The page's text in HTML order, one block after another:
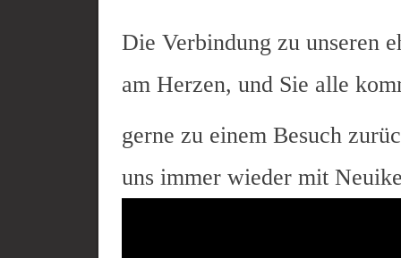
Die Verbindung zu unseren
am Herzen, und Sie alle
gerne zu einem Besuch
uns immer wieder mit